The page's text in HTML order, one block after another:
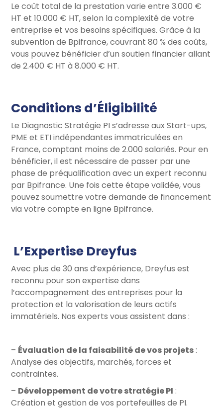
Le coût total de la prestation varie entre 3.000 €
HT et 10.000 € HT, selon la complexité de votre
entreprise et vos besoins spécifiques. Grâce à la
subvention de Bpifrance, couvrant 80 % des coûts,
vous pouvez bénéficier d’un soutien financier allant
de 2.400 € HT à 8.000 € HT.
Conditions d’Éligibilité
Le Diagnostic Stratégie PI s’adresse aux Start-ups,
PME et ETI indépendantes immatriculées en
France, comptant moins de 2.000 salariés. Pour en
bénéficier, il est nécessaire de passer par une
phase de préqualification avec un expert reconnu
par Bpifrance. Une fois cette étape validée, vous
pouvez soumettre votre demande de financement
via votre compte en ligne Bpifrance.
L’Expertise Dreyfus
Avec plus de 30 ans d’expérience, Dreyfus est
reconnu pour son expertise dans
l’accompagnement des entreprises pour la
protection et la valorisation de leurs actifs
immatériels. Nos experts vous assistent dans :
– Évaluation de la faisabilité de vos projets:
Analyse des objectifs, marchés, forces et
contraintes.
– Développement de votre stratégie PI :
Création et gestion de vos portefeuilles de PI.